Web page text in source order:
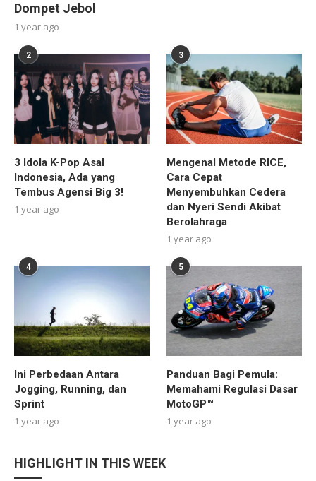
Dompet Jebol
1 year ago
2
3 Idola K-Pop Asal
Indonesia, Ada yang
Tembus Agensi Big 3!
1 year ago
3
Mengenal Metode RICE,
Cara Cepat
Menyembuhkan Cedera
dan Nyeri Sendi Akibat
Berolahraga
1 year ago
4
Ini Perbedaan Antara
Jogging, Running, dan
Sprint
1 year ago
5
Panduan Bagi Pemula:
Memahami Regulasi Dasar
MotoGP™
1 year ago
HIGHLIGHT IN THIS WEEK